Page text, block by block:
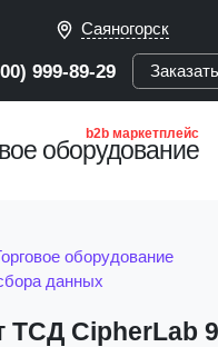
Саяногорск
999-89-29
оборудование
b2b маркетплейс
оборудование
данных
ТСД CipherLab